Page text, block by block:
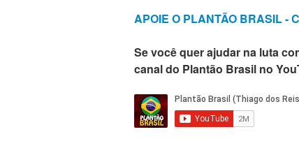
APOIE O PLANTÃO BRASIL -
Se você quer ajudar na luta
canal do Plantão Brasil no